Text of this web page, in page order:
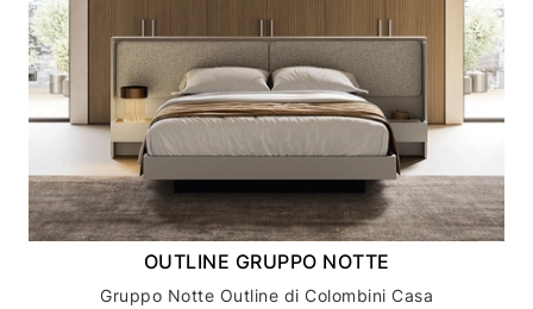
OUTLINE GRUPPO NOTTE
Gruppo Notte Outline di Colombini Casa